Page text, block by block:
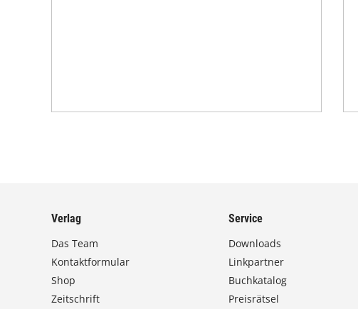
Verlag
Das Team
Kontaktformular
Shop
Zeitschrift
Service
Downloads
Linkpartner
Buchkatalog
Preisrätsel